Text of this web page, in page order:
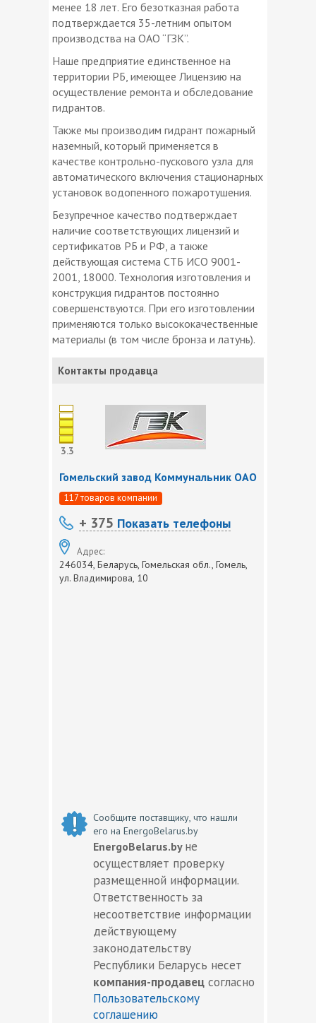
менее 18 лет. Его безотказная работа
подтверждается 35-летним опытом
производства на ОАО “ГЗК”.
Наше предприятие единственное на
территории РБ, имеющее Лицензию на
осуществление ремонта и обследование
гидрантов.
Также мы производим гидрант пожарный
наземный, который применяется в
качестве контрольно-пускового узла для
автоматического включения стационарных
установок водопенного пожаротушения.
Безупречное качество подтверждает
наличие соответствующих лицензий и
сертификатов РБ и РФ, а также
действующая система СТБ ИСО 9001-
2001, 18000. Технология изготовления и
конструкция гидрантов постоянно
совершенствуются. При его изготовлении
применяются только высококачественные
материалы (в том числе бронза и латунь).
Контакты продавца
3.3
Гомельский завод Коммунальник ОАО
117 товаров компании
+ 375 Показать телефоны
Адрес:
246034, Беларусь, Гомельская обл., Гомель,
ул. Владимирова, 10
Сообщите поставщику, что нашли
его на EnergoBelarus.by
EnergoBelarus.by не
осуществляет проверку
размещенной информации.
Ответственность за
несоответствие информации
действующему
законодательству
Республики Беларусь несет
компания-продавец согласно
Пользовательскому
соглашению